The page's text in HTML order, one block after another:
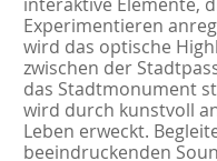
Experimentieren
wird das optische
zwischen der
das Stadtmonument
wird durch kunstvoll
Leben erweckt.
beeindruckenden